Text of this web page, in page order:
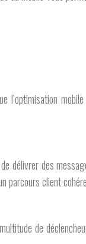
délivrer des
parcours client
de